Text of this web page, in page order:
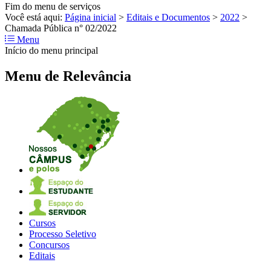
Fim do menu de serviços
Você está aqui: Página inicial > Editais e Documentos > 2022 >
Chamada Pública n° 02/2022
Menu
Início do menu principal
Menu de Relevância
Cursos
Processo Seletivo
Concursos
Editais